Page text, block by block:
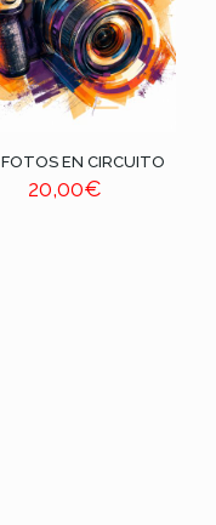
EN CIRCUITO
20,00€